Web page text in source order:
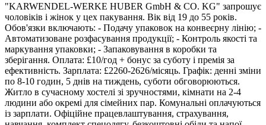
"KARWENDEL-WERKE HUBER GmbH & CO. KG" запрошує
чоловіків і жінок у цех пакування. Вік від 19 до 55 років.
Обов'язки включають: - Подачу упаковок на конвеєрну лінію; -
Автоматизоване розфасування продукції; - Контроль якості та
маркування упаковки; - Запаковування в коробки та
зберігання. Оплата: £10/год + бонус за суботу і премія за
ефективність. Зарплата: £2260-2626/місяць. Графік: денні зміни
по 8-10 годин, 5 днів на тиждень, суботи обговорюються.
Житло в сучасному хостелі зі зручностями, кімнати на 2-4
людини або окремі для сімейних пар. Комунальні оплачуються
із зарплати. Офіційне працевлаштування, страхування,